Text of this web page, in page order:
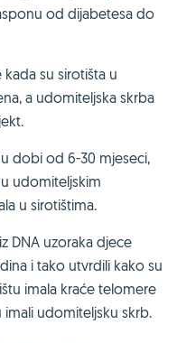
od dijabetesa do
su sirotišta u
a udomiteljska skrba
u dobi od 6-30 mjeseci,
udomiteljskim
u sirotištima.
DNA uzoraka djece
i tako utvrdili kako su
imala kraće telomere
udomiteljsku skrb.